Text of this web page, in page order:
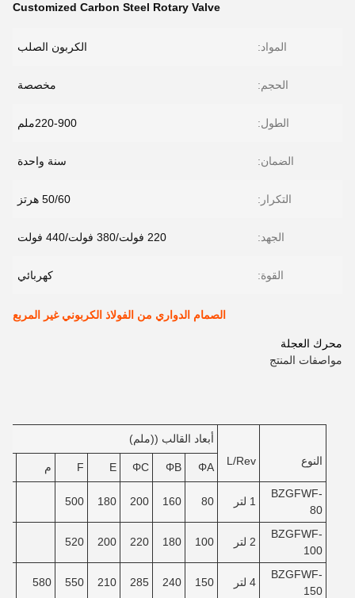
Customized Carbon Steel Rotary Valve
المواد: الكربون الصلب
الحجم: مخصصة
الطول: 220-900ملم
الضمان: سنة واحدة
التكرار: 50/60 هرتز
الجهد: 220 فولت/380 فولت/440 فولت
القوة: كهربائي
الصمام الدواري من الفولاذ الكربوني غير المربع
محرك العجلة
مواصفات المنتج
النوع L/Rev
أبعاد القالب ((ملم)
ΦA
ΦB
ΦC
E
F م
BZGFWF-
80
1 لتر 80
160
200
180
500
BZGFWF-
100
2 لتر 100
180
220
200
520
BZGFWF-
150
4 لتر 150
240
285
210
550
580